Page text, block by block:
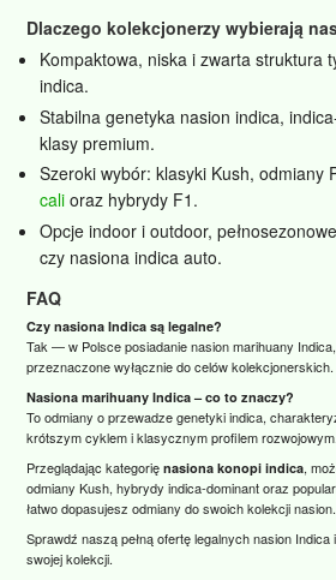
Dlaczego kolekcjonerzy wybierają
Kompaktowa, niska i zwarta struktura
indica.
Stabilna genetyka nasion indica,
klasy premium.
Szeroki wybór: klasyki Kush, odmiany
cali oraz hybrydy F1.
Opcje indoor i outdoor,
czy nasiona indica auto.
FAQ
Czy nasiona Indica są legalne?
Tak — w Polsce posiadanie nasion marihuany
przeznaczone wyłącznie do celów kolekcjonerskich.
Nasiona marihuany Indica – co to znaczy?
To odmiany o przewadze genetyki indica,
krótszym cyklem i klasycznym profilem rozwojowym.
Przeglądając kategorięnasiona konopi indica,
odmiany Kush, hybrydy indica‑dominant oraz
łatwo dopasujesz odmiany do swoich kolekcji nasion.
Sprawdź naszą pełną ofertę legalnych nasion
swojej kolekcji.